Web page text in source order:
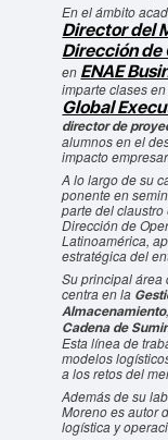
En el ámbito
Director del
Dirección de
en ENAE
imparte clases
Global
director de
alumnos en el
impacto
A lo largo de su
ponente en
parte del
Dirección de
Latinoamérica,
estratégica del
Su principal área
centra en la
Almacenamiento
Cadena de
Esta línea de
modelos
a los retos del
Además de su
Moreno es autor
logística y